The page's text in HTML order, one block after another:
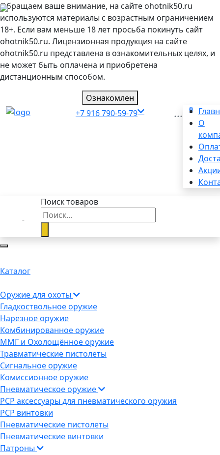
Обращаем ваше внимание, на сайте ohotnik50.ru
используются материалы с возрастным ограничением
18+. Если вам меньше 18 лет просьба покинуть сайт
ohotnik50.ru. Лицензионная продукция на сайте
ohotnik50.ru представлена в ознакомительных целях, и
не может быть оплачена и приобретена
дистанционным способом.
Ознакомлен
+7 916 790-59-79
0
...
О
Поиск товаров
Каталог
Оружие для охоты
Гладкоствольное оружие
Нарезное оружие
Комбинированное оружие
ММГ и Охолощённое оружие
Травматические пистолеты
Сигнальное оружие
Комиссионное оружие
Пневматическое оружие
PCP аксессуары для пневматического оружия
PCP винтовки
Пневматические пистолеты
Пневматические винтовки
Патроны